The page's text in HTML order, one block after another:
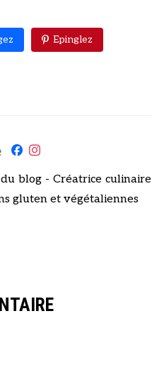
Epinglez
blog - Créatrice culinaire
gluten et végétaliennes